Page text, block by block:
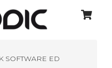
SOFTWARE ED